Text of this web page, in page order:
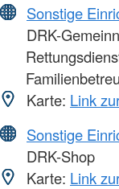
Sonstige
DRK-
Karte: Link
Sonstige
DRK-Shop
Karte: Link